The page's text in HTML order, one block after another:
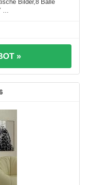
Bilder,8 Bälle
»